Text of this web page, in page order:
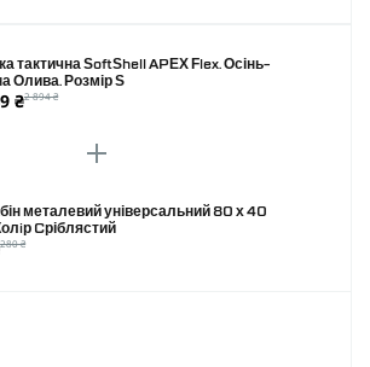
тактична SoftShell APEX Flex. Осінь-
Олива. Розмір S
₴2 894 ₴
металевий універсальний 80 х 40
Cріблястий
280 ₴